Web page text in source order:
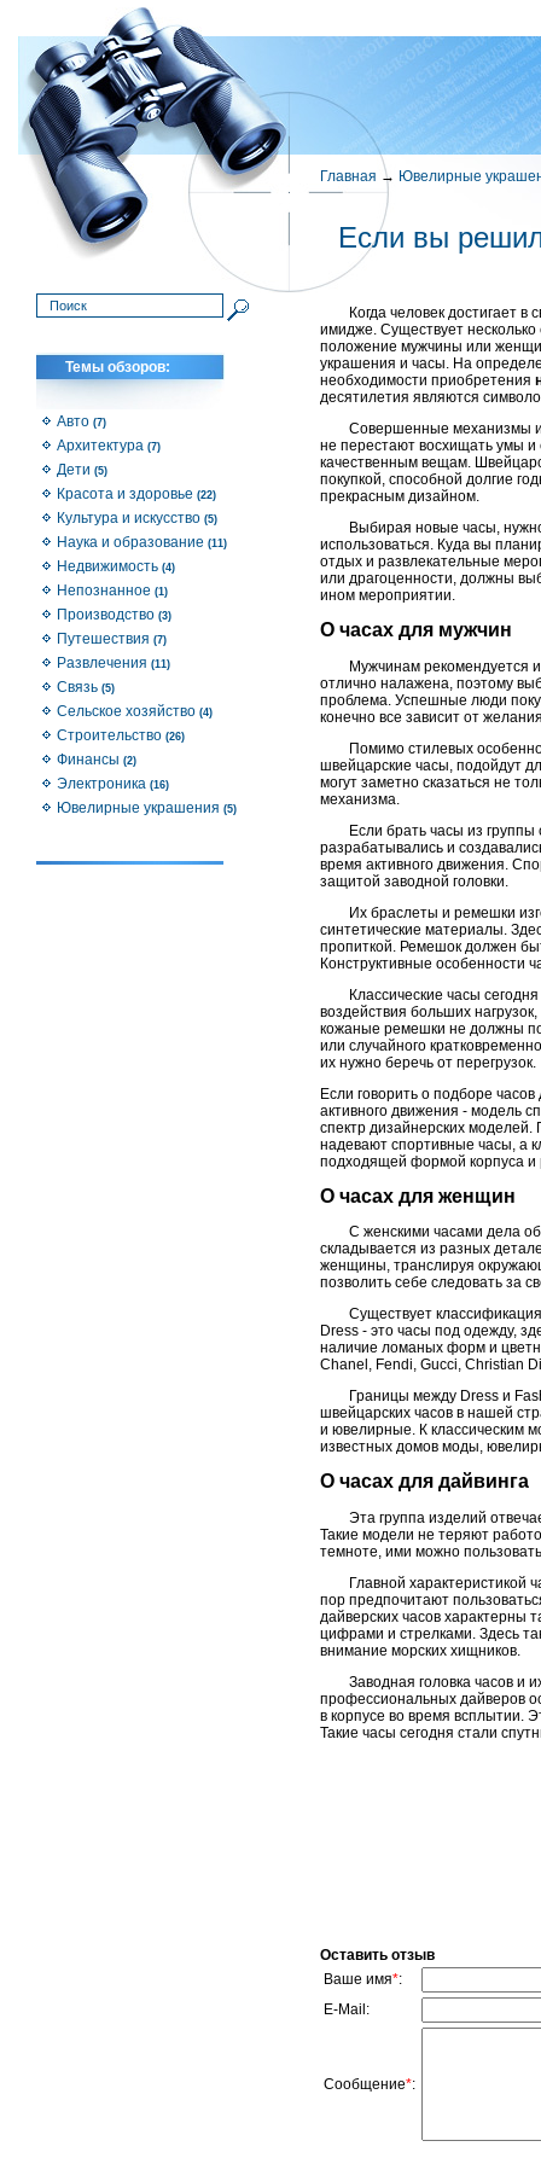
Темы обзоров:
Авто(7)
Архитектура(7)
Дети(5)
Красота и здоровье(22)
Культура и искусство(5)
Наука и образование(11)
Недвижимость(4)
Непознанное(1)
Производство(3)
Путешествия(7)
Развлечения(11)
Связь(5)
Сельское хозяйство(4)
Строительство(26)
Финансы(2)
Электроника(16)
Ювелирные украшения(5)
Главная → Ювелирные
Если вы
Когда человек достигает
имидже. Существует
положение мужчины или
украшения и часы. На
необходимости приобретения
десятилетия являются
Совершенные механизмы
не перестают восхищать умы и
качественным вещам.
покупкой, способной долгие
прекрасным дизайном.
Выбирая новые часы,
использоваться. Куда вы
отдых и развлекательные
или драгоценности, должны
ином мероприятии.
О часах для мужчин
Мужчинам рекомендуется
отлично налажена, поэтому
проблема. Успешные люди
конечно все зависит от
Помимо стилевых
швейцарские часы, подойдут
могут заметно сказаться не
механизма.
Если брать часы из
разрабатывались и
время активного движения.
защитой заводной головки.
Их браслеты и ремешки
синтетические материалы.
пропиткой. Ремешок должен
Конструктивные особенности
Классические часы
воздействия больших
кожаные ремешки не должны
или случайного
их нужно беречь от перегрузок.
Если говорить о подборе
активного движения - модель
спектр дизайнерских
надевают спортивные часы, а
подходящей формой корпуса и
О часах для женщин
С женскими часами дела
складывается из разных
женщины, транслируя
позволить себе следовать за
Существует
Dress - это часы под одежду,
наличие ломаных форм и
Chanel, Fendi, Gucci, Christian
Границы между Dress и
швейцарских часов в нашей
и ювелирные. К классическим
известных домов моды,
О часах для дайвинга
Эта группа изделий
Такие модели не теряют
темноте, ими можно
Главной характеристикой
пор предпочитают
дайверских часов
цифрами и стрелками. Здесь
внимание морских хищников.
Заводная головка часов и
профессиональных дайверов
в корпусе во время всплытии.
Такие часы сегодня стали
Оставить отзыв
Ваше имя*:
E-Mail:
Сообщение*: